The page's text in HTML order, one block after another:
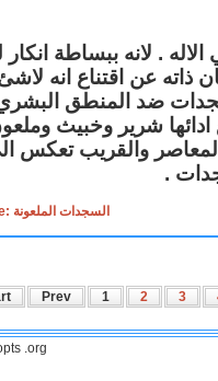
. لانه ببساطة انكار
ذاته عن اقتناع انه
ضد المنطق
ادائها شرير وخبيث
المعاصر والقريب تعكس
.
Read more: السجدات الملعونة
Prev 1 2 3
.org